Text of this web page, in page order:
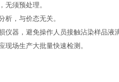
无须预处理。
析，与价态无关。
器，避免操作人员接触沾染样品液
场生产大批量快速检测。